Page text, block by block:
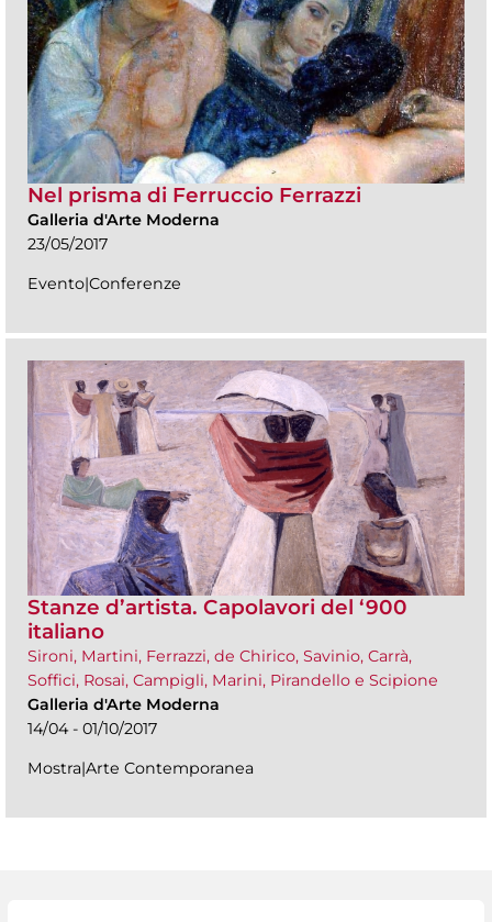
Nel prisma di Ferruccio Ferrazzi
Galleria d'Arte Moderna
23/05/2017
Evento|Conferenze
Stanze d’artista. Capolavori del ‘900
italiano
Sironi, Martini, Ferrazzi, de Chirico, Savinio, Carrà,
Soffici, Rosai, Campigli, Marini, Pirandello e Scipione
Galleria d'Arte Moderna
14/04 - 01/10/2017
Mostra|Arte Contemporanea